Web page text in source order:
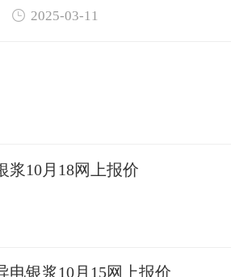
 2025-03-11
浆10月18网上报价
电银浆10月15网上报价